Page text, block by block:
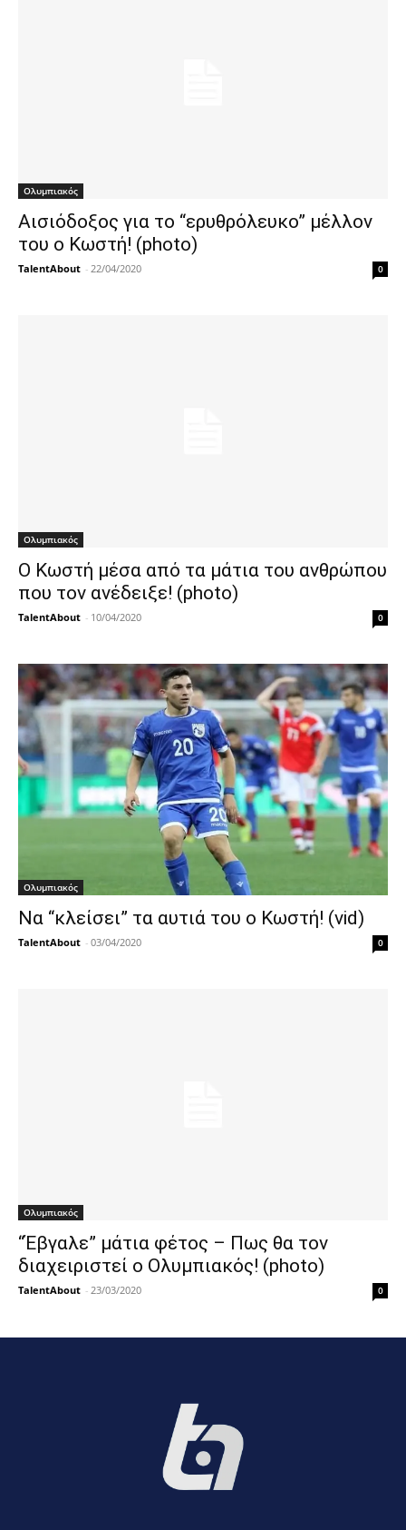
Ολυμπιακός
Αισιόδοξος για το “ερυθρόλευκο” μέλλον
του ο Κωστή! (photo)
TalentAbout - 22/04/2020 0
Ολυμπιακός
Ο Κωστή μέσα από τα μάτια του ανθρώπου
που τον ανέδειξε! (photo)
TalentAbout - 10/04/2020 0
Ολυμπιακός
Να “κλείσει” τα αυτιά του ο Κωστή! (vid)
TalentAbout - 03/04/2020 0
Ολυμπιακός
“Έβγαλε” μάτια φέτος – Πως θα τον
διαχειριστεί ο Ολυμπιακός! (photo)
TalentAbout - 23/03/2020 0